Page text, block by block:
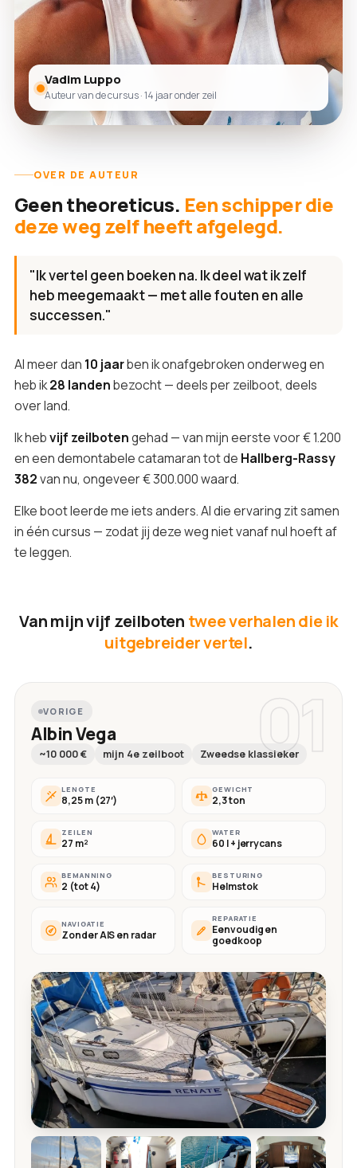
Vadim Luppo
Auteur van de cursus · 14 jaar onder zeil
OVER DE AUTEUR
Geen theoreticus. Een schipper die
deze weg zelf heeft afgelegd.
"Ik vertel geen boeken na. Ik deel wat ik zelf
heb meegemaakt — met alle fouten en alle
successen."
Al meer dan 10 jaarben ik onafgebroken onderweg en
heb ik28 landenbezocht — deels per zeilboot, deels
over land.
Ik hebvijf zeilbotengehad — van mijn eerste voor € 1.200
en een demontabele catamaran tot de Hallberg-Rassy
382van nu, ongeveer € 300.000 waard.
Elke boot leerde me iets anders. Al die ervaring zit samen
in één cursus — zodat jij deze weg niet vanaf nul hoeft af
te leggen.
Van mijn vijf zeilboten twee verhalen die ik
uitgebreider vertel.
01
VORIGE
Albin Vega
~10 000 € mijn 4e zeilboot Zweedse klassieker
LENGTE
8,25 m (27′)
GEWICHT
2,3 ton
ZEILEN
27 m²
WATER
60 l + jerrycans
BEMANNING
2 (tot 4)
BESTURING
Helmstok
NAVIGATIE
Zonder AIS en radar
REPARATIE
Eenvoudig en
goedkoop